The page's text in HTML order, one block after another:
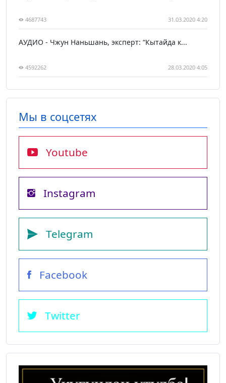
4687743 31.03.2020 4:20
АУДИО - Чжун Наньшань, эксперт: “Кытайда к...
4592262 28.03.2020 4:05
Мы в соцсетях
Youtube
Instagram
Telegram
Facebook
Twitter